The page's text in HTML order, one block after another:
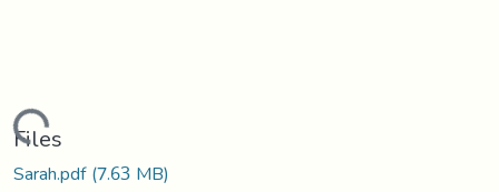
Loading...
Files
Sarah.pdf(7.63 MB)